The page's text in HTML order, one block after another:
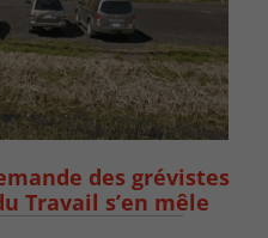
des grévistes
Travail s’en mêle